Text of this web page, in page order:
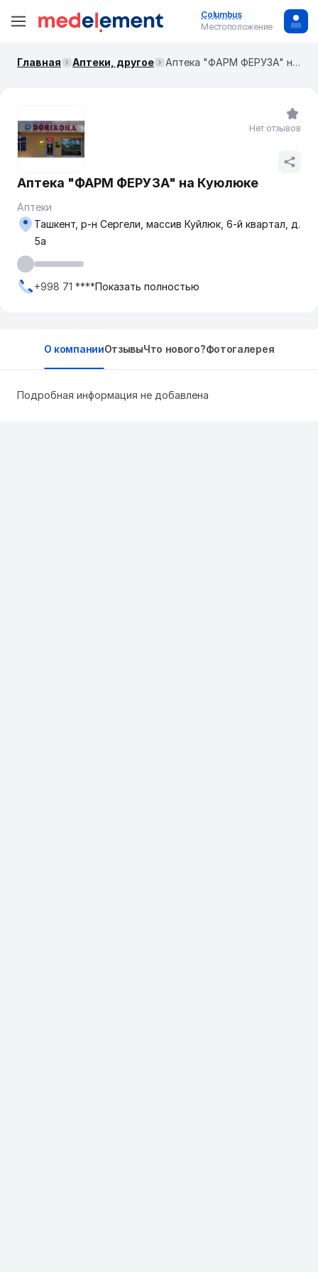
Columbus
Местоположение
Главная Аптеки, другое Аптека "ФАРМ ФЕРУЗА" на Куюлюке
Аптека "ФАРМ ФЕРУЗА" на Куюлюке
Аптеки
Ташкент, р-н Сергели, массив Куйлюк, 6-й квартал, д.
5а
+998 71 ****Показать полностью
Нет отзывов
О компанииОтзывыЧто нового?Фотогалерея
Подробная информация не добавлена